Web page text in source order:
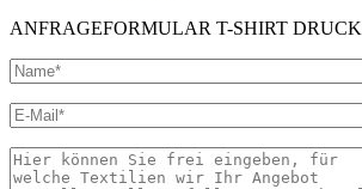
ANFRAGEFORMULAR T-SHIRT DRUCK